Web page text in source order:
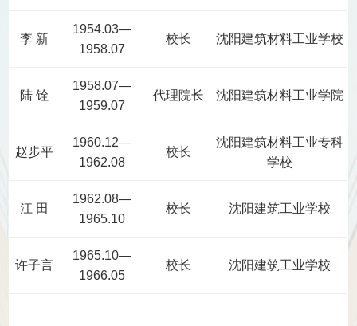
李 新
1954.03—
1958.07
校长 沈阳建筑材料工业学校
陆 铨
1958.07—
1959.07
代理院长 沈阳建筑材料工业学院
赵步平
1960.12—
1962.08
校长
沈阳建筑材料工业专科
学校
江 田
1962.08—
1965.10
校长 沈阳建筑工业学校
许子言
1965.10—
1966.05
校长 沈阳建筑工业学校